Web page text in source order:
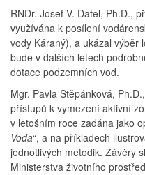
RNDr. Josef V. Datel, Ph.D.,
využívána k posílení
vody Káraný), a ukázal výběr
bude v dalších letech
dotace podzemních vod.
Mgr. Pavla Štěpánková,
přístupů k vymezení aktivní
v letošním roce zadána jako
Voda“, a na příkladech
jednotlivých metodik. Závěry
Ministerstva životního